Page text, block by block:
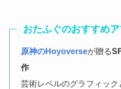
おたふぐのおすすめア
原神のHoyoverseが贈る
作
芸術レベルのグラフィッ